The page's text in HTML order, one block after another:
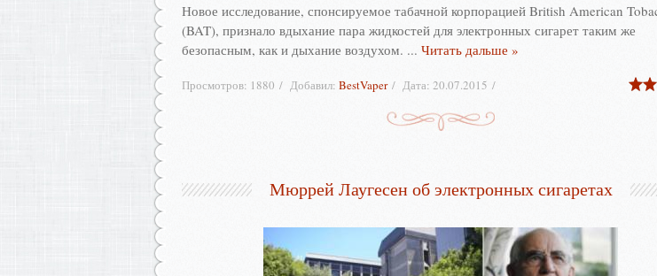
Новое исследование, спонсируемое табачной корпорацией British American
(BAT), признало вдыхание пара жидкостей для электронных сигарет таким же
безопасным, как и дыхание воздухом. ... Читать дальше »
Просмотров: 1880 Добавил: BestVaper Дата: 20.07.2015
Мюррей Лаугесен об электронных сигаретах